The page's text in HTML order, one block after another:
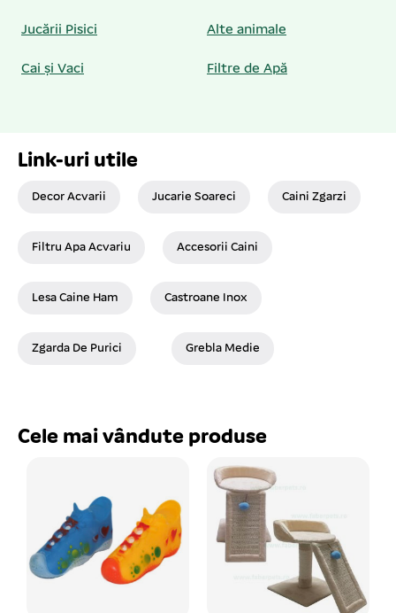
Jucării Pisici Alte animale
Cai și Vaci Filtre de Apă
Link-uri utile
Decor Acvarii Jucarie Soareci Caini Zgarzi
Filtru Apa Acvariu Accesorii Caini
Lesa Caine Ham Castroane Inox
Zgarda De Purici Grebla Medie
Cele mai vândute produse